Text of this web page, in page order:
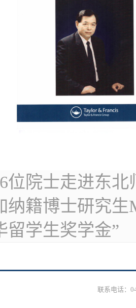
位院士走进东
纳籍博士研究生
留学生奖学金”
联系电话：